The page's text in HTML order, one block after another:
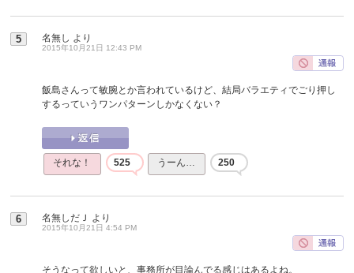
5 名無し より
2015年10月21日 12:43 PM
飯島さんって敏腕とか言われているけど、結局バラエティでごり押し
するっていうワンパターンしかなくない？
それな！ 525 うーん… 250
6 名無しだＪ より
2015年10月21日 4:54 PM
そうなって欲しいと、事務所が目論んでる感じはあるよね。